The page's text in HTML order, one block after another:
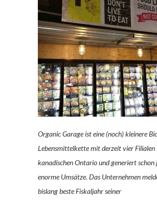
Organic Garage ist eine (noch) kleinere
Lebensmittelkette mit derzeit vier Filialen
kanadischen Ontario und generiert schon
enorme Umsätze. Das Unternehmen
bislang beste Fiskaljahr seiner